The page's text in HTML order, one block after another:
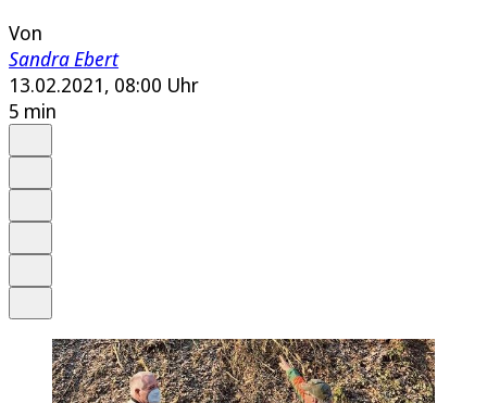
Von
Sandra Ebert
13.02.2021, 08:00 Uhr
5 min